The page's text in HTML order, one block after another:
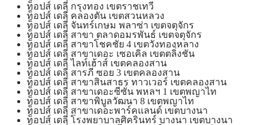
ท็อปส์ เดลี่ กรุงทอง เขตราชเทวี
ท็อปส์ เดลี่ คลองตัน เขตสวนหลวง
ท็อปส์ เดลี่ จันทร์เกษม พลาซ่า เขตจตุจักร
ท็อปส์ เดลี่ สาขา ตลาดอมรพันธ์ เขตจตุจักร
ท็อปส์ เดลี่ สาขาโชคชัย 4 เขตวังทองหลาง
ท็อปส์ เดลี่ สาขาเดอะ เซอเคิล เขตตลิ่งชัน
ท็อปส์ เดลี่ ไลท์เฮ้าส์ เขตคลองสาน
ท็อปส์ เดลี่ สารภี ซอย 3 เขตคลองสาน
ท็อปส์ เดลี่ สาขาสินสาธร ทาวเวอร์ เขตคลองสาน
ท็อปส์ เดลี่ สาขาเดอะซีซั่น พหลฯ 1 เขตพญาไท
ท็อปส์ เดลี่ สาขาพิบูลวัฒนา 8 เขตพญาไท
ท็อปส์ เดลี่ สาขาเดอะพาร์คแลนด์ เขตบางนา
ท็อปส์ เดลี่ โรงพยาบาลศิครินทร์ บางนา เขตบางนา